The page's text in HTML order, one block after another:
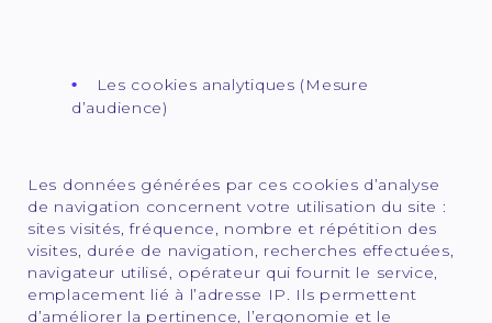
Les cookies analytiques (Mesure
d’audience)
Les données générées par ces cookies d’analyse
de navigation concernent votre utilisation du site :
sites visités, fréquence, nombre et répétition des
visites, durée de navigation, recherches effectuées,
navigateur utilisé, opérateur qui fournit le service,
emplacement lié à l’adresse IP. Ils permettent
d’améliorer la pertinence, l’ergonomie et le